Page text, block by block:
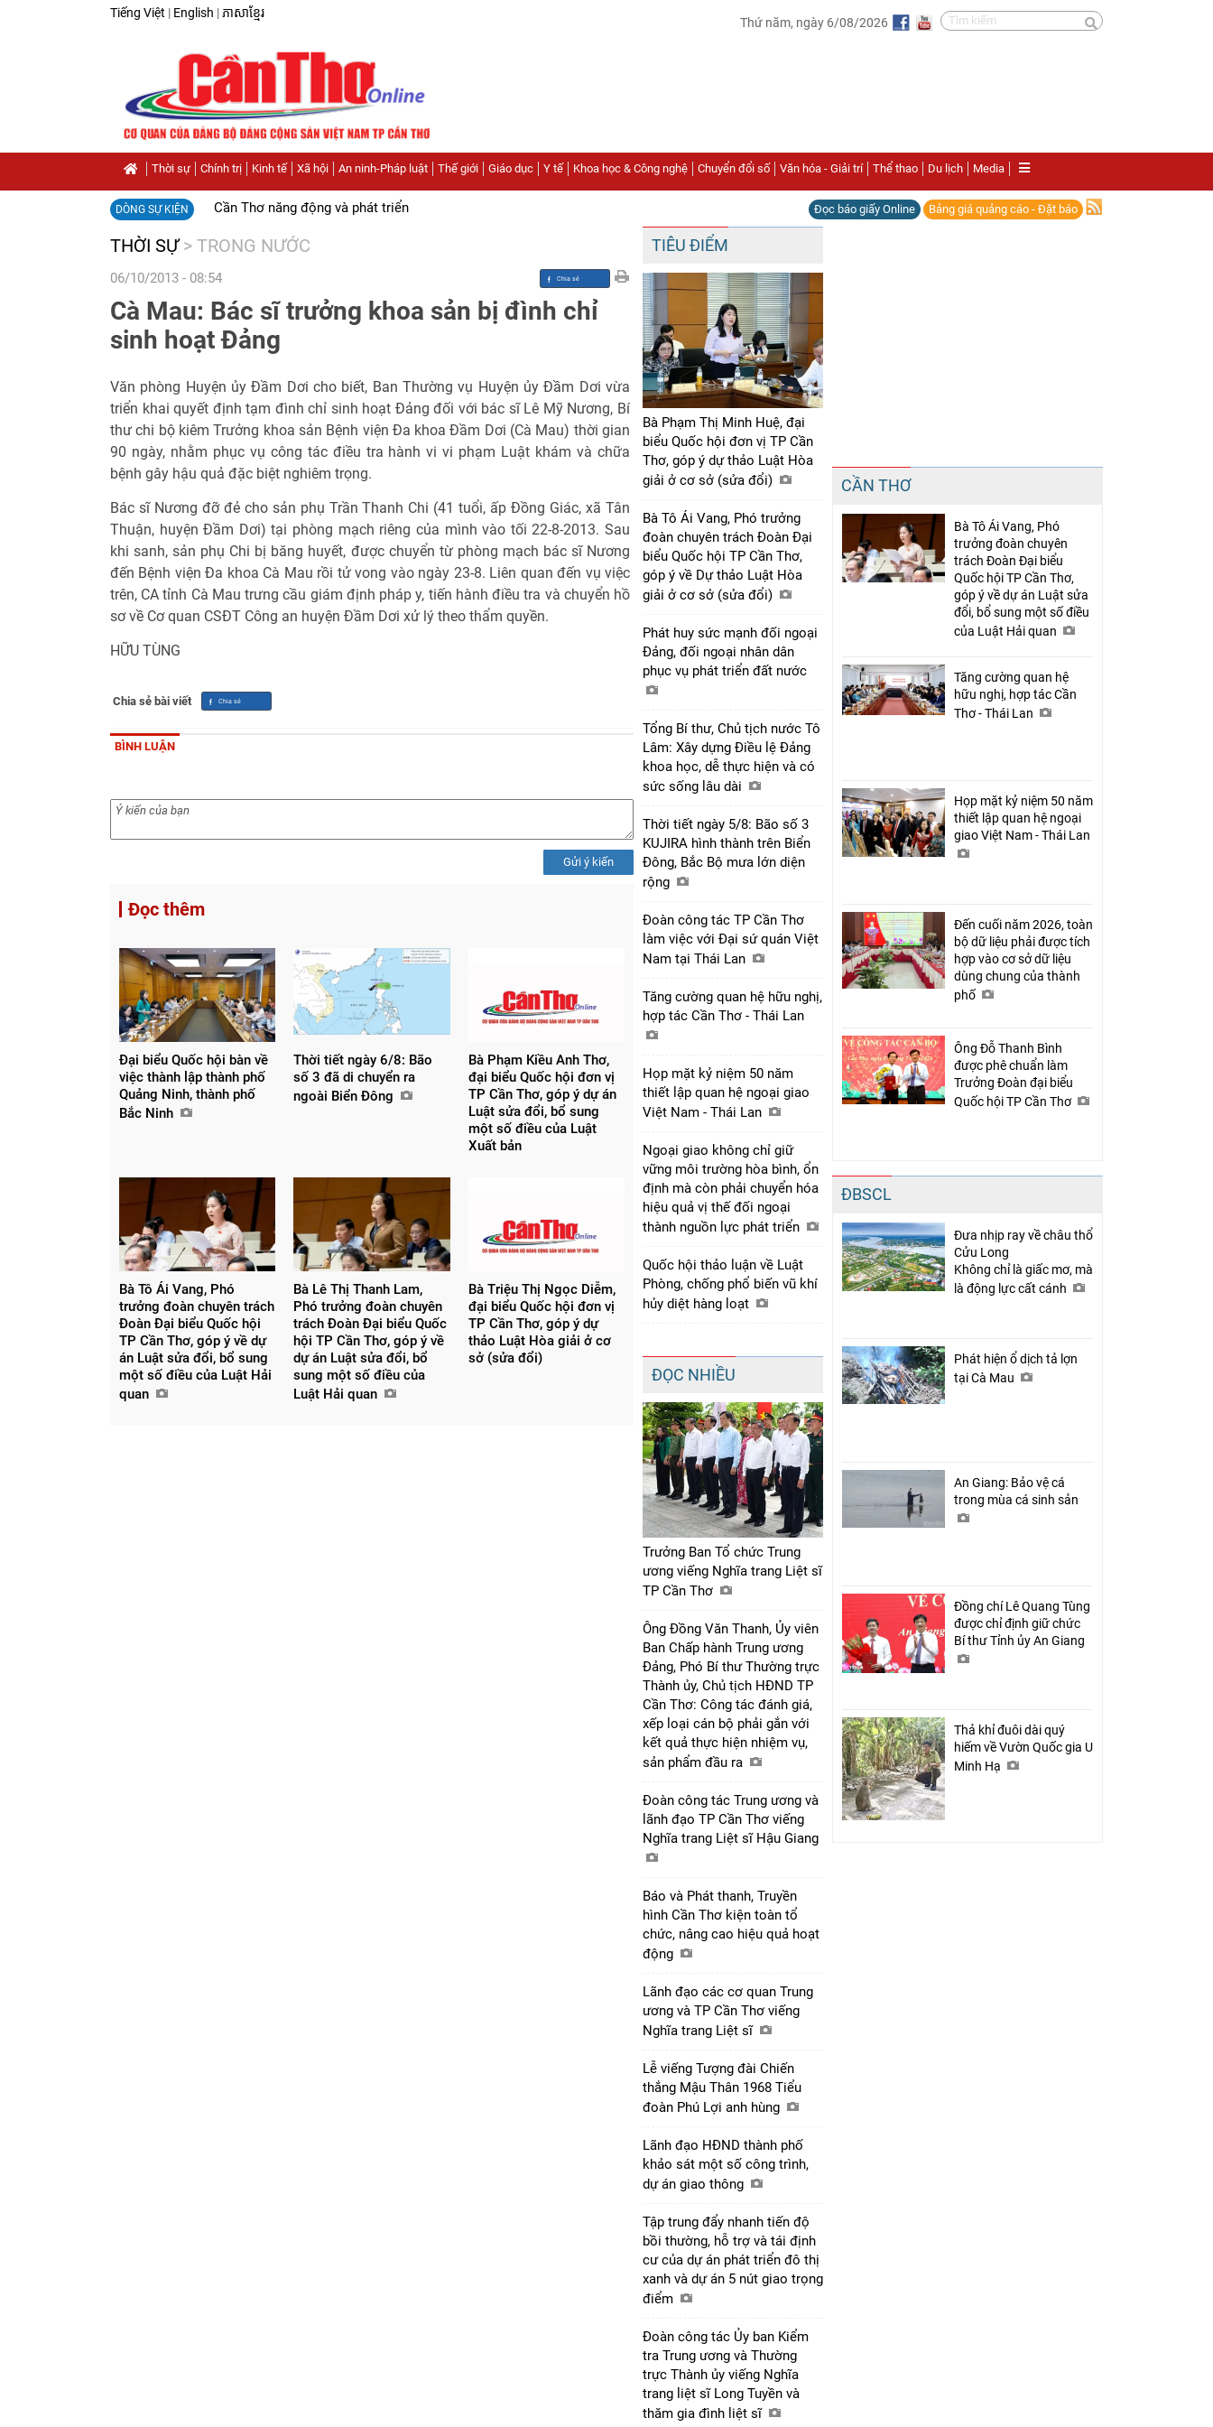
Tiếng Việt | English | ភាសាខ្មែរ
Thứ năm, ngày 6/08/2026
Thời sự Chính trị Kinh tế Xã hội An ninh-Pháp luật Thế giới Giáo dục Y tế Khoa học & Công nghệ Chuyển đổi số Văn hóa - Giải trí Thể thao Du lịch Media
DÒNG SỰ KIỆN Cần Thơ năng động và phát triển Đọc báo giấy Online Bảng giá quảng cáo - Đặt báo
THỜI SỰ > TRONG NƯỚC
06/10/2013 - 08:54
Chia sẻ
Cà Mau: Bác sĩ trưởng khoa sản bị đình chỉ
sinh hoạt Đảng
Văn phòng Huyện ủy Đầm Dơi cho biết, Ban Thường vụ Huyện ủy Đầm Dơi vừa
triển khai quyết định tạm đình chỉ sinh hoạt Đảng đối với bác sĩ Lê Mỹ Nương, Bí
thư chi bộ kiêm Trưởng khoa sản Bệnh viện Đa khoa Đầm Dơi (Cà Mau) thời gian
90 ngày, nhằm phục vụ công tác điều tra hành vi vi phạm Luật khám và chữa
bệnh gây hậu quả đặc biệt nghiêm trọng.
Bác sĩ Nương đỡ đẻ cho sản phụ Trần Thanh Chi (41 tuổi, ấp Đồng Giác, xã Tân
Thuận, huyện Đầm Dơi) tại phòng mạch riêng của mình vào tối 22-8-2013. Sau
khi sanh, sản phụ Chi bị băng huyết, được chuyển từ phòng mạch bác sĩ Nương
đến Bệnh viện Đa khoa Cà Mau rồi tử vong vào ngày 23-8. Liên quan đến vụ việc
trên, CA tỉnh Cà Mau trưng cầu giám định pháp y, tiến hành điều tra và chuyển hồ
sơ về Cơ quan CSĐT Công an huyện Đầm Dơi xử lý theo thẩm quyền.
HỮU TÙNG
Chia sẻ bài viết
Facebook
BÌNH LUẬN
Gửi ý kiến
Đọc thêm
Đại biểu Quốc hội bàn về
việc thành lập thành phố
Quảng Ninh, thành phố
Bắc Ninh
Thời tiết ngày 6/8: Bão
số 3 đã di chuyển ra
ngoài Biển Đông
Bà Phạm Kiều Anh Thơ,
đại biểu Quốc hội đơn vị
TP Cần Thơ, góp ý dự án
Luật sửa đổi, bổ sung
một số điều của Luật
Xuất bản
Bà Tô Ái Vang, Phó
trưởng đoàn chuyên trách
Đoàn Đại biểu Quốc hội
TP Cần Thơ, góp ý về dự
án Luật sửa đổi, bổ sung
một số điều của Luật Hải
quan
Bà Lê Thị Thanh Lam,
Phó trưởng đoàn chuyên
trách Đoàn Đại biểu Quốc
hội TP Cần Thơ, góp ý về
dự án Luật sửa đổi, bổ
sung một số điều của
Luật Hải quan
Bà Triệu Thị Ngọc Diễm,
đại biểu Quốc hội đơn vị
TP Cần Thơ, góp ý dự
thảo Luật Hòa giải ở cơ
sở (sửa đổi)
TIÊU ĐIỂM
Bà Phạm Thị Minh Huệ, đại
biểu Quốc hội đơn vị TP Cần
Thơ, góp ý dự thảo Luật Hòa
giải ở cơ sở (sửa đổi)
Bà Tô Ái Vang, Phó trưởng
đoàn chuyên trách Đoàn Đại
biểu Quốc hội TP Cần Thơ,
góp ý về Dự thảo Luật Hòa
giải ở cơ sở (sửa đổi)
Phát huy sức mạnh đối ngoại
Đảng, đối ngoại nhân dân
phục vụ phát triển đất nước
Tổng Bí thư, Chủ tịch nước Tô
Lâm: Xây dựng Điều lệ Đảng
khoa học, dễ thực hiện và có
sức sống lâu dài
Thời tiết ngày 5/8: Bão số 3
KUJIRA hình thành trên Biển
Đông, Bắc Bộ mưa lớn diện
rộng
Đoàn công tác TP Cần Thơ
làm việc với Đại sứ quán Việt
Nam tại Thái Lan
Tăng cường quan hệ hữu nghị,
hợp tác Cần Thơ - Thái Lan
Họp mặt kỷ niệm 50 năm
thiết lập quan hệ ngoại giao
Việt Nam - Thái Lan
Ngoại giao không chỉ giữ
vững môi trường hòa bình, ổn
định mà còn phải chuyển hóa
hiệu quả vị thế đối ngoại
thành nguồn lực phát triển
Quốc hội thảo luận về Luật
Phòng, chống phổ biến vũ khí
hủy diệt hàng loạt
ĐỌC NHIỀU
Trưởng Ban Tổ chức Trung
ương viếng Nghĩa trang Liệt sĩ
TP Cần Thơ
Ông Đồng Văn Thanh, Ủy viên
Ban Chấp hành Trung ương
Đảng, Phó Bí thư Thường trực
Thành ủy, Chủ tịch HĐND TP
Cần Thơ: Công tác đánh giá,
xếp loại cán bộ phải gắn với
kết quả thực hiện nhiệm vụ,
sản phẩm đầu ra
Đoàn công tác Trung ương và
lãnh đạo TP Cần Thơ viếng
Nghĩa trang Liệt sĩ Hậu Giang
Báo và Phát thanh, Truyền
hình Cần Thơ kiện toàn tổ
chức, nâng cao hiệu quả hoạt
động
Lãnh đạo các cơ quan Trung
ương và TP Cần Thơ viếng
Nghĩa trang Liệt sĩ
Lễ viếng Tượng đài Chiến
thắng Mậu Thân 1968 Tiểu
đoàn Phú Lợi anh hùng
Lãnh đạo HĐND thành phố
khảo sát một số công trình,
dự án giao thông
Tập trung đẩy nhanh tiến độ
bồi thường, hỗ trợ và tái định
cư của dự án phát triển đô thị
xanh và dự án 5 nút giao trọng
điểm
Đoàn công tác Ủy ban Kiểm
tra Trung ương và Thường
trực Thành ủy viếng Nghĩa
trang liệt sĩ Long Tuyền và
thăm gia đình liệt sĩ
CẦN THƠ
Bà Tô Ái Vang, Phó
trưởng đoàn chuyên
trách Đoàn Đại biểu
Quốc hội TP Cần Thơ,
góp ý về dự án Luật sửa
đổi, bổ sung một số điều
của Luật Hải quan
Tăng cường quan hệ
hữu nghị, hợp tác Cần
Thơ - Thái Lan
Họp mặt kỷ niệm 50 năm
thiết lập quan hệ ngoại
giao Việt Nam - Thái Lan
Đến cuối năm 2026, toàn
bộ dữ liệu phải được tích
hợp vào cơ sở dữ liệu
dùng chung của thành
phố
Ông Đỗ Thanh Bình
được phê chuẩn làm
Trưởng Đoàn đại biểu
Quốc hội TP Cần Thơ
ĐBSCL
Đưa nhịp ray về châu thổ
Cửu Long
Không chỉ là giấc mơ, mà
là động lực cất cánh
Phát hiện ổ dịch tả lợn
tại Cà Mau
An Giang: Bảo vệ cá
trong mùa cá sinh sản
Đồng chí Lê Quang Tùng
được chỉ định giữ chức
Bí thư Tỉnh ủy An Giang
Thả khỉ đuôi dài quý
hiếm về Vườn Quốc gia U
Minh Hạ